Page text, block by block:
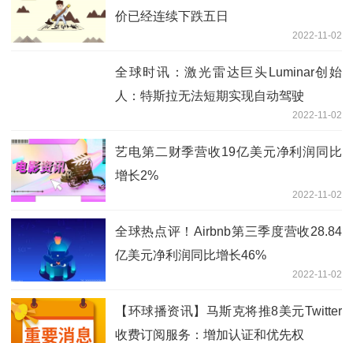
价已经连续下跌五日
2022-11-02
全球时讯：激光雷达巨头Luminar创始
人：特斯拉无法短期实现自动驾驶
2022-11-02
艺电第二财季营收19亿美元净利润同比
增长2%
2022-11-02
全球热点评！Airbnb第三季度营收28.84
亿美元净利润同比增长46%
2022-11-02
【环球播资讯】马斯克将推8美元Twitter
收费订阅服务：增加认证和优先权